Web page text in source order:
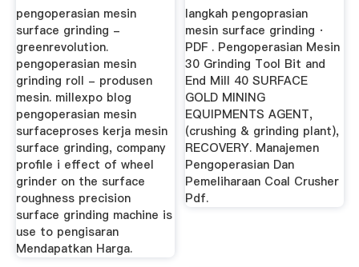
pengoperasian mesin
surface grinding -
greenrevolution.
pengoperasian mesin
grinding roll - produsen
mesin. millexpo blog
pengoperasian mesin
surfaceproses kerja mesin
surface grinding, company
profile i effect of wheel
grinder on the surface
roughness precision
surface grinding machine is
use to pengisaran
Mendapatkan Harga.
langkah pengoprasian
mesin surface grinding ·
PDF . Pengoperasian Mesin
30 Grinding Tool Bit and
End Mill 40 SURFACE
GOLD MINING
EQUIPMENTS AGENT,
(crushing & grinding plant),
RECOVERY. Manajemen
Pengoperasian Dan
Pemeliharaan Coal Crusher
Pdf.